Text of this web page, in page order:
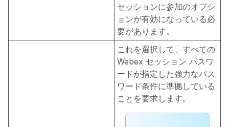
セッションに参加のオプシ
ョンが有効になっている必
要があります。
これを選択して、すべての
Webex セッション パスワ
ードが指定した強力なパス
ワード条件に準拠している
ことを要求します。